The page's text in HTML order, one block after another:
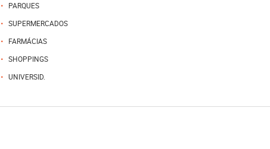
PARQUES
SUPERMERCADOS
FARMÁCIAS
SHOPPINGS
UNIVERSID.